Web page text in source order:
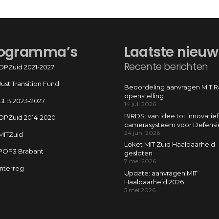
2021-2027
Transition Fund
2023-2027
2014-2020
Brabant
Laatste
Recente berichten
Beoordeling aanvragen MIT
openstelling
14 juli 2026
BIRDS: van idee tot innovatief
camerasysteem voor
24 juni 2026
Loket MIT Zuid Haalbaarheid
gesloten
7 mei 2026
Update: aanvragen MIT
Haalbaarheid 2026
5 mei 2026